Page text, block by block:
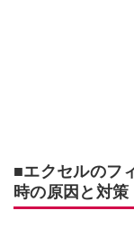
■エクセルのフ
時の原因と対策